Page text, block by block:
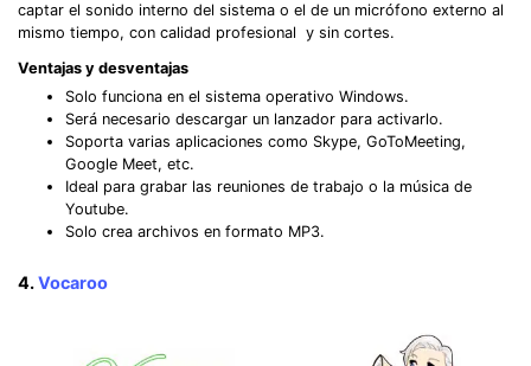
captar el sonido interno del sistema o el de un micrófono externo al
mismo tiempo, con calidad profesional y sin cortes.
Ventajas y desventajas
Solo funciona en el sistema operativo Windows.
Será necesario descargar un lanzador para activarlo.
Soporta varias aplicaciones como Skype, GoToMeeting,
Google Meet, etc.
Ideal para grabar las reuniones de trabajo o la música de
Youtube.
Solo crea archivos en formato MP3.
4.Vocaroo